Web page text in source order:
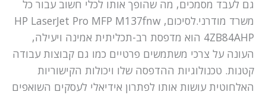
גם לעבד מסמכים, מה שהופך אותו לכלי חשוב עבור כל
משרד מודרני.לסיכום, HP LaserJet Pro MFP M137fnw
4ZB84AHP הוא מדפסת רב-תכליתית אמינה ויעילה,
העונה על צרכי משתמשים פרטיים כמו גם קבוצות עבודה
קטנות. טכנולוגיות ההדפסה שלו ויכולות הקישוריות
האלחוטית עושות אותו לפתרון אידיאלי לעסקים השואפים